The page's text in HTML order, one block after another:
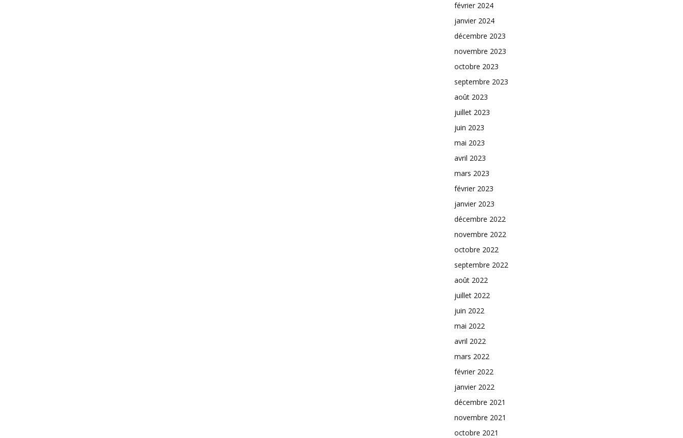
février 2024
janvier 2024
décembre 2023
novembre 2023
octobre 2023
septembre 2023
août 2023
juillet 2023
juin 2023
mai 2023
avril 2023
mars 2023
février 2023
janvier 2023
décembre 2022
novembre 2022
octobre 2022
septembre 2022
août 2022
juillet 2022
juin 2022
mai 2022
avril 2022
mars 2022
février 2022
janvier 2022
décembre 2021
novembre 2021
octobre 2021